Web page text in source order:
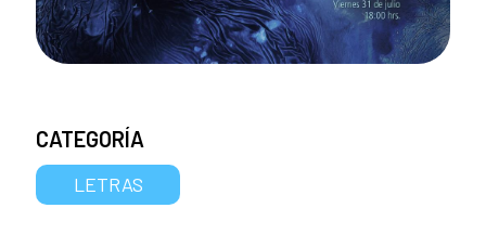
CATEGORÍA
LETRAS